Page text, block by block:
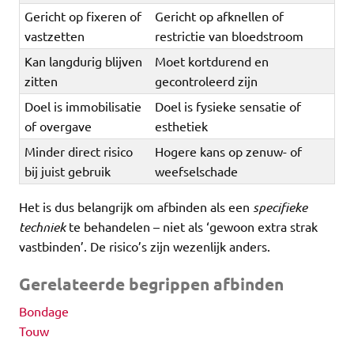
Gericht op fixeren of
vastzetten
Gericht op afknellen of
restrictie van bloedstroom
Kan langdurig blijven
zitten
Moet kortdurend en
gecontroleerd zijn
Doel is immobilisatie
of overgave
Doel is fysieke sensatie of
esthetiek
Minder direct risico
bij juist gebruik
Hogere kans op zenuw- of
weefselschade
Het is dus belangrijk om afbinden als een specifieke
techniekte behandelen – niet als ‘gewoon extra strak
vastbinden’. De risico’s zijn wezenlijk anders.
Gerelateerde begrippen afbinden
Bondage
Touw